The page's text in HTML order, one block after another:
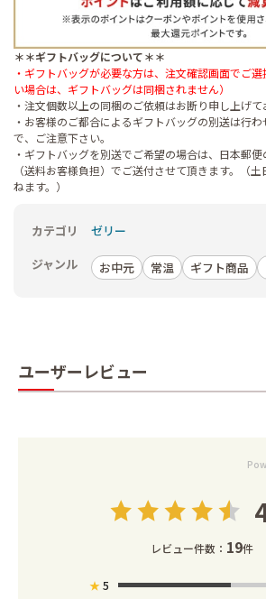
＊＊ギフトバッグについて＊＊
・ギフトバッグが必要な方は、注文確認画面でご
い場合は、ギフトバッグは同梱されません）
・注文個数以上の同梱のご依頼はお断り申し上げて
・お客様のご都合によるギフトバッグの別送は行
で、ご注意下さい。
・ギフトバッグを別送でご希望の場合は、日本郵
（送料お客様負担）でご送付させて頂きます。（
ねます。）
カテゴリ
ゼリー
ジャンル
お中元 常温 ギフト商品
ユーザーレビュー
レビュー件数： 19件
★5